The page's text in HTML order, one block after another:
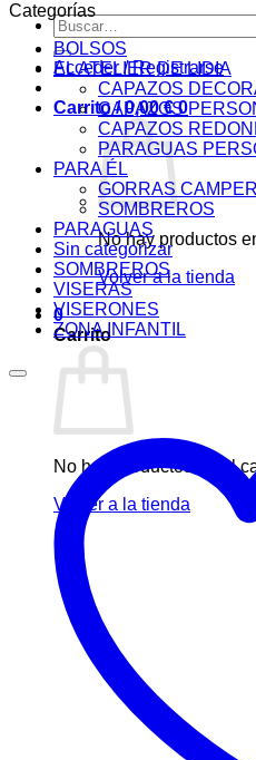
Buscar
por:
Acceder / Registrarse
Carrito /0,00€ 0
No hay productos
Volver a la tienda
0
Carrito
No hay productos en el
Volver a la tienda
Categorías
BOLSOS
EL ATELIER DE LIDIA
CAPAZOS
CAPAZOS
CAPAZOS
PARAGUAS
PARA ÉL
GORRAS
SOMBREROS
PARAGUAS
Sin categorizar
SOMBREROS
VISERAS
VISERONES
ZONA INFANTIL